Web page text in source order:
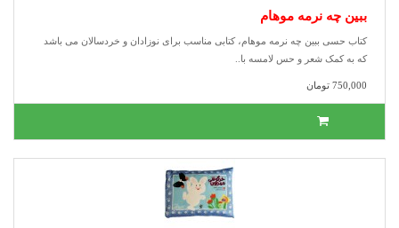
ببین چه نرمه موهام
کتاب حسی ببین چه نرمه موهام، کتابی مناسب برای نوزادان و خردسالان می باشد
که به کمک شعر و حس لامسه با..
750,000 تومان